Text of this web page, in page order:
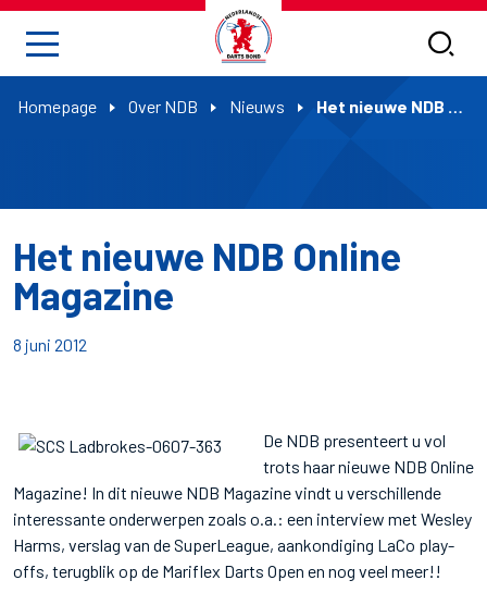
Homepage Over NDB Nieuws Het nieuwe NDB Online Magazine
Het nieuwe NDB Online
Magazine
8 juni 2012
De NDB presenteert u vol
trots haar nieuwe NDB Online
Magazine! In dit nieuwe NDB Magazine vindt u verschillende
interessante onderwerpen zoals o.a.: een interview met Wesley
Harms, verslag van de SuperLeague, aankondiging LaCo play-
offs, terugblik op de Mariflex Darts Open en nog veel meer!!